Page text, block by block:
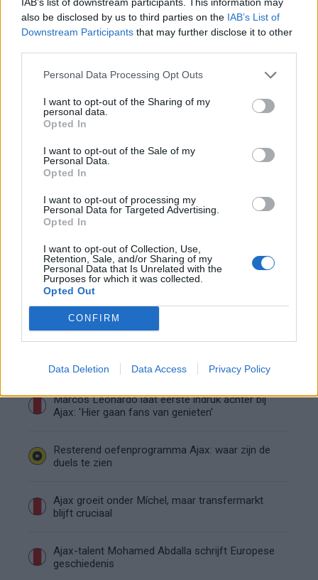
also be disclosed by us to third parties on the IAB’s List of
Downstream Participants that may further disclose it to other
Personal Data Processing Opt Outs
I want to opt-out of the Sharing of my
personal data.
Opted In
I want to opt-out of the Sale of my
Personal Data.
Opted In
I want to opt-out of processing my
Personal Data for Targeted Advertising.
Opted In
I want to opt-out of Collection, Use,
Retention, Sale, and/or Sharing of my
Personal Data that Is Unrelated with the
Purposes for which it was collected.
Opted Out
CONFIRM
Data Deletion Data Access Privacy Policy
wordt één ding steeds duidelijker:de club heeft niet alleen
punten nodig, maar vooral duidelijkheid.
Ajax ziet kans schoon: strijd om Van Rooij barst
los
Hart gaf de doorslag': Ouazane verkiest Marokko
boven Oranje
Dit verdient Dusan Tadic bij NEC: salaris en
contractdetails
Ajax dicht bij komst Arokodare: huurdeal met
koopoptie van 22 miljoen
sokken na blunder met tenues
appartement op Amsterdamse Zuidas
Marcos Leonardo laat eerste indruk achter bij
Ajax: 'Hier gaan fans van genieten'
Resterend oefenprogramma Ajax: waar zijn de
duels te zien
Ajax groeit onder Míchel, maar transfermarkt
blijft cruciaal
Ajax-talent Mohamed Abdalla schrijft Europese
geschiedenis